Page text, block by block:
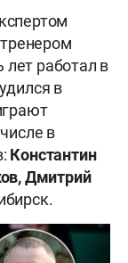
работал в
в
в
Константин
Дмитрий